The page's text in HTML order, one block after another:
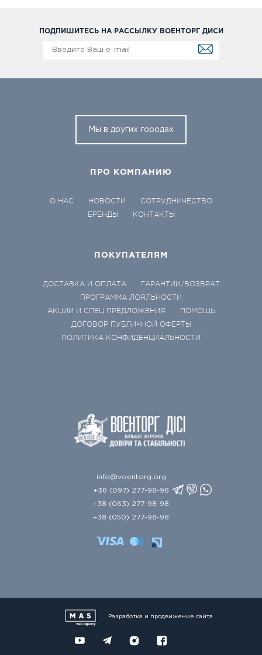
ПОДПИШИТЕСЬ НА РАССЫЛКУ ВОЕНТОРГ ДИСИ
Мы в других городах
ПРО КОМПАНИЮ
О НАС НОВОСТИ
СОТРУДНИЧЕСТВО
БРЕНДЫ
КОНТАКТЫ
ПОКУПАТЕЛЯМ
ДОСТАВКА И ОПЛАТА
ГАРАНТИИ/ВОЗВРАТ
ПРОГРАММА ЛОЯЛЬНОСТИ
АКЦИИ И СПЕЦ ПРЕДЛОЖЕНИЯ
ПОМОЩЬ
ДОГОВОР ПУБЛИЧНОЙ ОФЕРТЫ
ПОЛИТИКА КОНФИДЕНЦИАЛЬНОСТИ
info@voentorg.org
+38 (097) 277-98-98
+38 (063) 277-98-98
+38 (050) 277-98-98
Разработка и продвижение сайта